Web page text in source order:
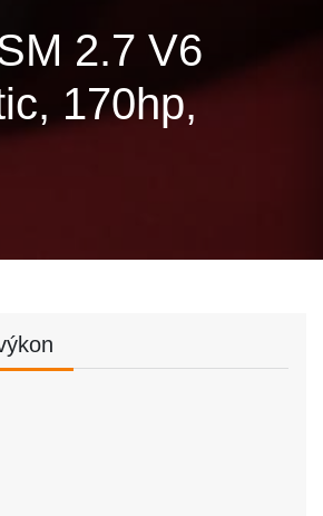
2.7 V6
170hp,